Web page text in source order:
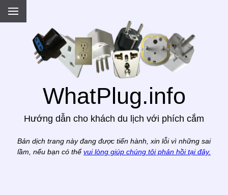
WhatPlug.info
Hướng dẫn cho khách du lịch với phích cắm
Bản dịch trang này đang được tiến hành, xin lỗi vì những sai
lầm, nếu bạn có thể vui lòng giúp chúng tôi phản hồi tại đây.